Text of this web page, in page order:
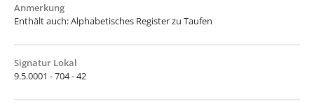
Anmerkung
Enthält auch: Alphabetisches Register zu Taufen
Signatur Lokal
9.5.0001 - 704 - 42